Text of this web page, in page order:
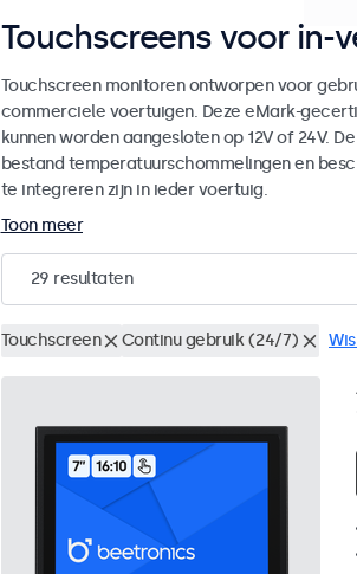
Touchscreens voor in-
Touchscreen monitoren ontworpen voor
commerciele voertuigen. Deze eMark-
kunnen worden aangesloten op 12V of 24V.
bestand temperatuurschommelingen en
te integreren zijn in ieder voertuig.
Toon meer
29 resultaten
Touchscreen Continu gebruik (24/7)